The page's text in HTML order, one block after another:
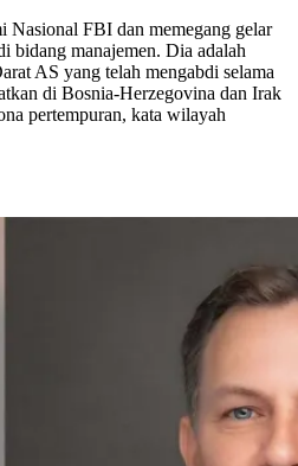
Nasional FBI dan memegang gelar
bidang manajemen. Dia adalah
AS yang telah mengabdi selama
di Bosnia-Herzegovina dan Irak
pertempuran, kata wilayah